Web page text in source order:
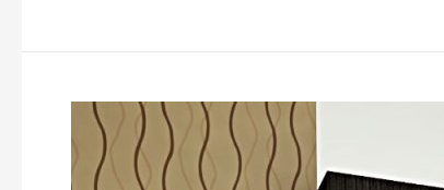
FUNGSI
PARTISI
RUANGAN